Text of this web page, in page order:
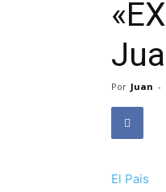
Por Juan -
El Pais